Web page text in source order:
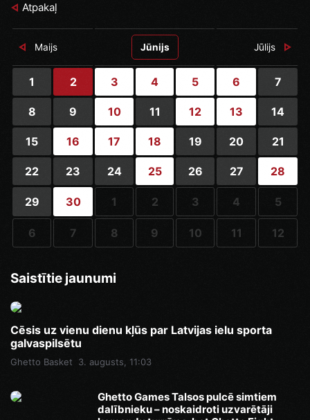
Atpakaļ
Maijs Jūnijs Jūlijs
1 2 3 4 5 6 7
8 9 10 11 12 13 14
15 16 17 18 19 20 21
22 23 24 25 26 27 28
29 30 1 2 3 4 5
6 7 8 9 10 11 12
Saistītie jaunumi
Cēsis uz vienu dienu kļūs par Latvijas ielu sporta
galvaspilsētu
Ghetto Basket 3. augusts, 11:03
Ghetto Games Talsos pulcē simtiem
dalībnieku – noskaidroti uzvarētāji